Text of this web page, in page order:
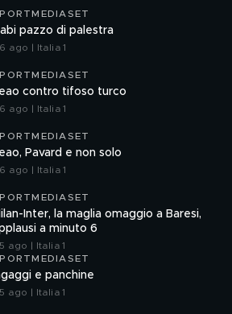
pazzo di palestra
ago | Italia 1
contro tifoso turco
ago | Italia 1
Pavard e non solo
ago | Italia 1
Inter, la maglia omaggio a Baresi,
a minuto 6
ago | Italia 1
e panchine
ago | Italia 1